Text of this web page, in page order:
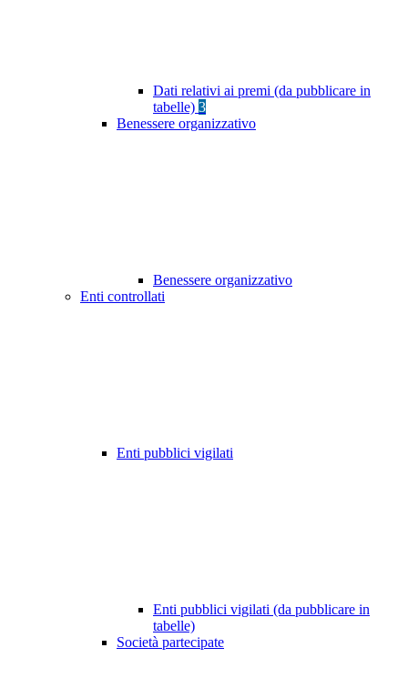
Dati relativi ai premi (da pubblicare in
tabelle) 3
Benessere organizzativo
Benessere organizzativo
Enti controllati
Enti pubblici vigilati
Enti pubblici vigilati (da pubblicare in
tabelle)
Società partecipate